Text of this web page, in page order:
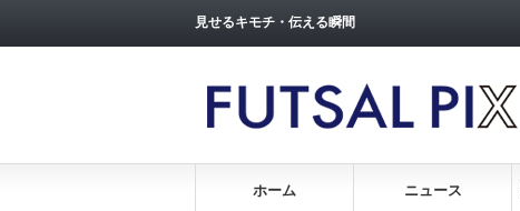
見せるキモチ・伝える瞬間
ホーム ニュース